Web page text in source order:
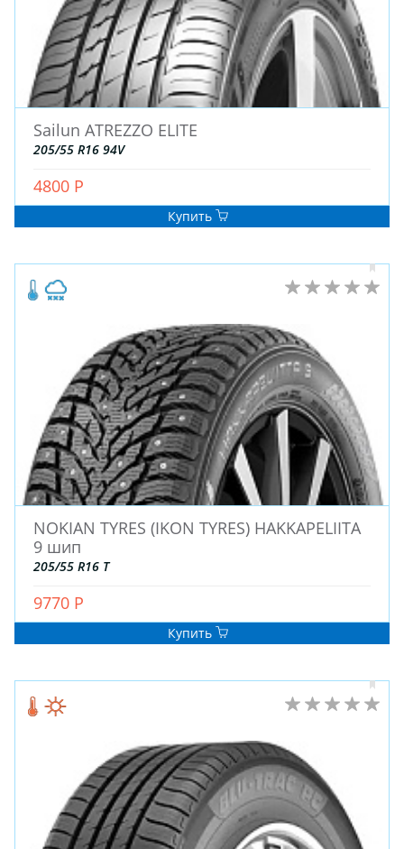
ВСЕСЕЗОННЫЕ
ШТАМПОВАНЫЕ
ДЛЯ ГРУЗОВЫХ АВТО
ДЛЯ ГРУЗОВЫХ АВТО
ДЛЯ ЛЕГКОВЫХ АВТО
ШИНЫ
ДИСКИ
Sailun ATREZZO ELITE
205/55 R16 94V
4800 Р
Купить
NOKIAN TYRES (IKON TYRES) HAKKAPELIITA
9 шип
205/55 R16 T
9770 Р
Купить